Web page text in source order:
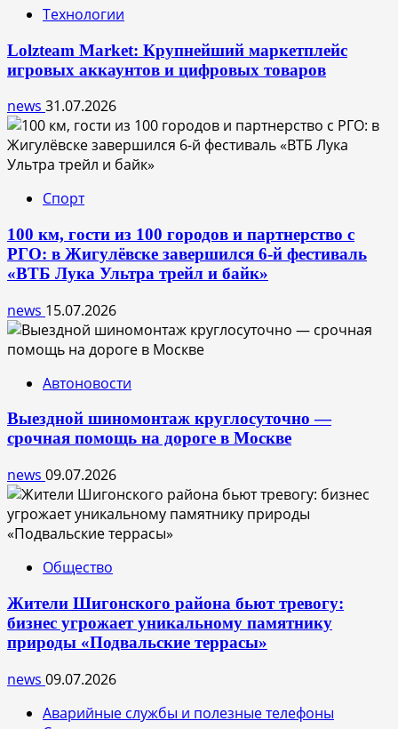
Технологии
Lolzteam Market: Крупнейший маркетплейс
игровых аккаунтов и цифровых товаров
news 31.07.2026
Спорт
100 км, гости из 100 городов и партнерство с
РГО: в Жигулёвске завершился 6-й фестиваль
«ВТБ Лука Ультра трейл и байк»
news 15.07.2026
Автоновости
Выездной шиномонтаж круглосуточно —
срочная помощь на дороге в Москве
news 09.07.2026
Общество
Жители Шигонского района бьют тревогу:
бизнес угрожает уникальному памятнику
природы «Подвальские террасы»
news 09.07.2026
Аварийные службы и полезные телефоны